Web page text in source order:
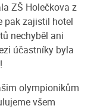
ZŠ Holečkova z
pak zajistil hotel
nechyběl ani
účastníky byla
olympionikům
všem